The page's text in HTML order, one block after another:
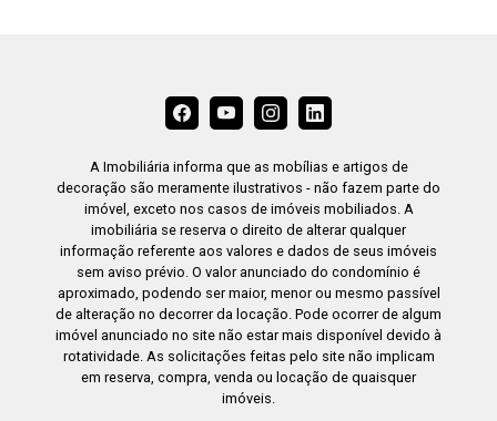
A Imobiliária informa que as mobílias e artigos de
decoração são meramente ilustrativos - não fazem parte do
imóvel, exceto nos casos de imóveis mobiliados. A
imobiliária se reserva o direito de alterar qualquer
informação referente aos valores e dados de seus imóveis
sem aviso prévio. O valor anunciado do condomínio é
aproximado, podendo ser maior, menor ou mesmo passível
de alteração no decorrer da locação. Pode ocorrer de algum
imóvel anunciado no site não estar mais disponível devido à
rotatividade. As solicitações feitas pelo site não implicam
em reserva, compra, venda ou locação de quaisquer
imóveis.